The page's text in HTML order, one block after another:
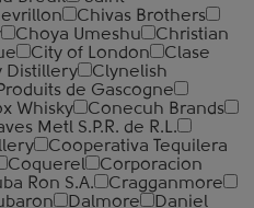
Chivas Brothers
Choya Umeshu
Christian
City of London
Clase
Distillery
Clynelish
de Gascogne
Whisky
Conecuh Brands
Metl S.P.R. de R.L.
Cooperativa Tequilera
Coquerel
Corporacion
Ron S.A.
Cragganmore
Dalmore
Daniel